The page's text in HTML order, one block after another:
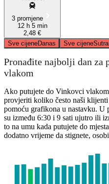
3 promjene
12 h 5 min
2,48 €
Sve cijeneDanas Sve cijeneSutra
Pronađite najbolji dan za
vlakom
Ako putujete do Vinkovci
provjeriti koliko često naši
pomoću grafikona u nastavku. U
su između 6:30 i 9 sati ujutro ili
to na umu kada putujete do
dodatno vrijeme da stignete,